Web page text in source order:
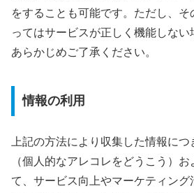
をすることも可能です。ただし、そ
ってはサービスが正しく機能しない
あらかじめご了承ください。
情報の利用
上記の方法により収集した情報に
（個人的なアレコレをどうこう）
て、サービス向上やマーケティン